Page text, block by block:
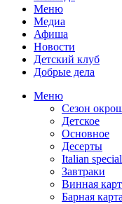
Меню
Медиа
Афиша
Новости
Детский клуб
Добрые дела
Меню
Сезон
Детское
Основное
Десерты
Italian
Завтраки
Винная
Барная